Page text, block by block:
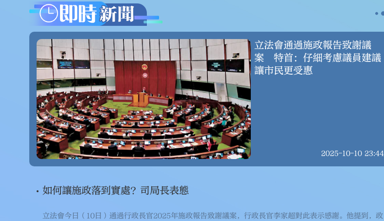
立法會通過施政報告致謝議
案 特首：仔細考慮議員建議
讓市民更受惠
2025-10-10 23:44
如何讓施政落到實處？司局長表態
立法會今日（10日）通過行政長官2025年施政報告致謝議案，行政長官李家超對此表示感謝。他提到，政